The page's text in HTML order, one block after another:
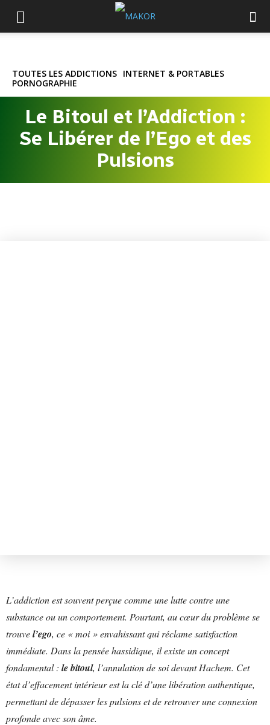
TOUTES LES ADDICTIONS INTERNET & PORTABLES
PORNOGRAPHIE
Le Bitoul et l’Addiction :
Se Libérer de l’Ego et des
Pulsions
L’addiction est souvent perçue comme une lutte contre une
substance ou un comportement. Pourtant, au cœur du problème se
trouvel’ego, ce « moi » envahissant qui réclame satisfaction
immédiate. Dans la pensée hassidique, il existe un concept
fondamental : le bitoul, l’annulation de soi devant Hachem. Cet
état d’effacement intérieur est la clé d’une libération authentique,
permettant de dépasser les pulsions et de retrouver une connexion
profonde avec son âme.